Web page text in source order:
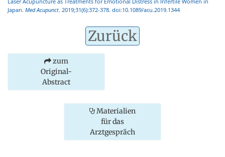
Japan. Med Acupunct. 2019;31(6):372-378. doi:10.1089/acu.2019.1344
Zurück
zum
Original-
Abstract
Materialien
für das
Arztgespräch